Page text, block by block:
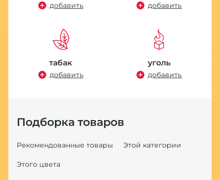
добавить добавить
табак
добавить
уголь
добавить
Подборка товаров
Рекомендованные товары Этой категории
Этого цвета